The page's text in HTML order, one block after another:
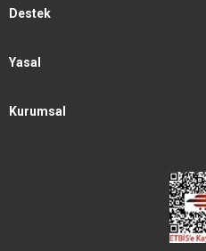
Destek
Yasal
Kurumsal